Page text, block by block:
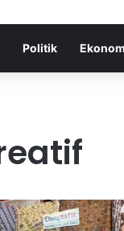
Politik